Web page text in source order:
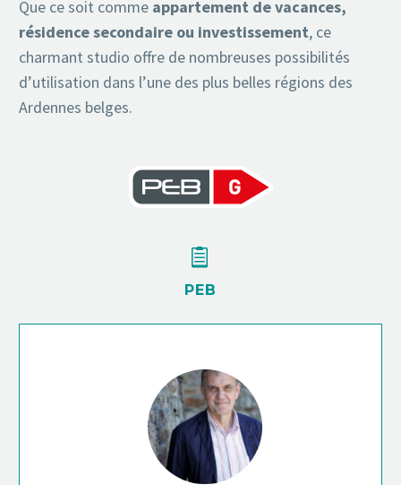
Que ce soit comme appartement de vacances,
résidence secondaire ou investissement, ce
charmant studio offre de nombreuses possibilités
d’utilisation dans l’une des plus belles régions des
Ardennes belges.


PEB